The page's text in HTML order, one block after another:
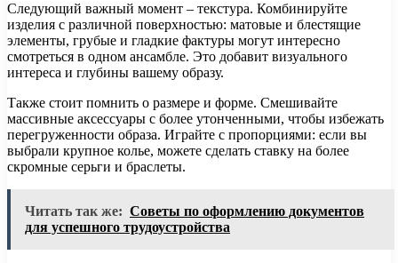
Следующий важный момент – текстура. Комбинируйте
изделия с различной поверхностью: матовые и блестящие
элементы, грубые и гладкие фактуры могут интересно
смотреться в одном ансамбле. Это добавит визуального
интереса и глубины вашему образу.
Также стоит помнить о размере и форме. Смешивайте
массивные аксессуары с более утонченными, чтобы избежать
перегруженности образа. Играйте с пропорциями: если вы
выбрали крупное колье, можете сделать ставку на более
скромные серьги и браслеты.
Читать так же: Советы по оформлению документов
для успешного трудоустройства